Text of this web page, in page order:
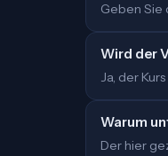
Geben Sie
Wird der
Ja, der
Warum
Der hier